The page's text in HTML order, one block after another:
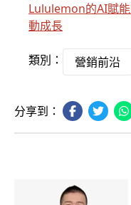
Lululemon的AI賦
動成長
類別： 營銷前沿
分享到：